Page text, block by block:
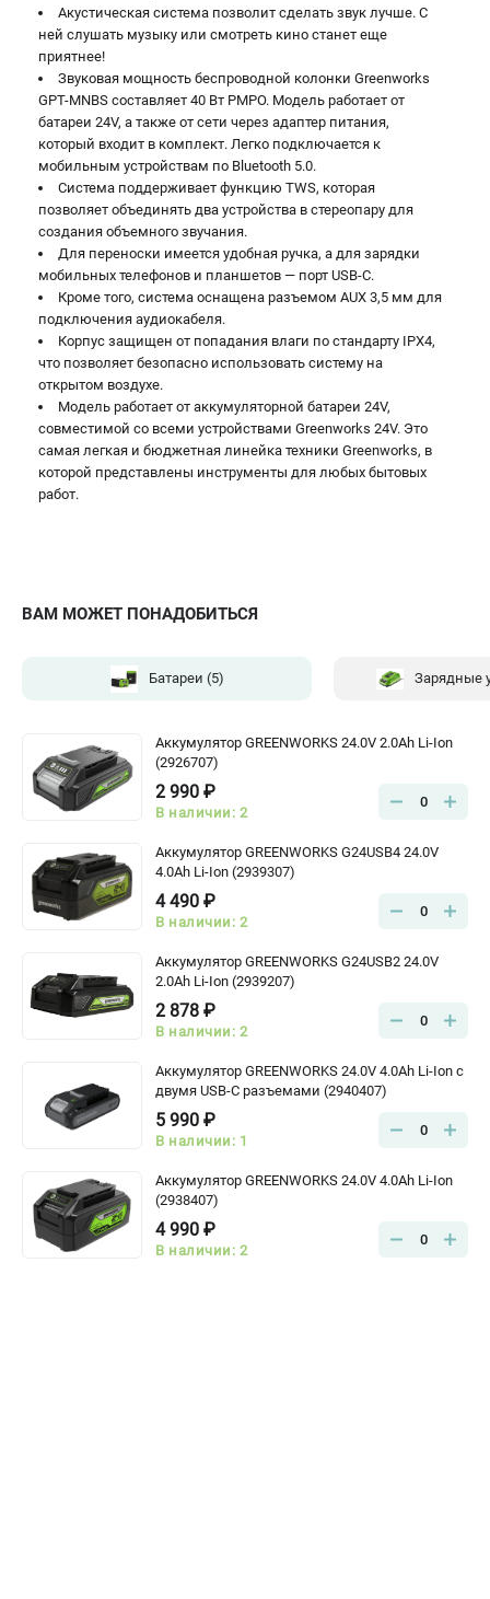
АКСЕССУАРЫ
Аккумуляторные батареи
Зарядные устройства
Принадлежности для цепных пил
Принадлежности для триммеров
Принадлежности для газонокосилок
ТЕЛЕФОН (ПОМОНА)
+7 (800) 550-70-46
Информация размещённая на сайте не является публичной
офертой.
проспект Александровской Фермы, 29АЛ
8 (812) 336-63-08
Режим работы колл-центра:
сб - с 10:00 до 16:00
вс - выходной
+7 (8112) 59-10-67
ВАМ МОЖЕТ ПОНАДОБИТЬСЯ
Батареи (5) Зарядные
Аккумулятор GREENWORKS 24.0V 2.0Ah Li-Ion
(2926707)
2 990 ₽
В наличии: 2
0
Аккумулятор GREENWORKS G24USB4 24.0V
4.0Ah Li-Ion (2939307)
4 490 ₽
В наличии: 2
0
Аккумулятор GREENWORKS G24USB2 24.0V
2.0Ah Li-Ion (2939207)
2 878 ₽
В наличии: 2
0
Аккумулятор GREENWORKS 24.0V 4.0Ah Li-Ion с
двумя USB-C разъемами (2940407)
5 990 ₽
В наличии: 1
0
Аккумулятор GREENWORKS 24.0V 4.0Ah Li-Ion
(2938407)
4 990 ₽
В наличии: 2
0
Акустическая система позволит сделать звук лучше. С
ней слушать музыку или смотреть кино станет еще
приятнее!
Звуковая мощность беспроводной колонки Greenworks
GPT-MNBS составляет 40 Вт PMPO. Модель работает от
батареи 24V, а также от сети через адаптер питания,
который входит в комплект. Легко подключается к
мобильным устройствам по Bluetooth 5.0.
Система поддерживает функцию TWS, которая
позволяет объединять два устройства в стереопару для
создания объемного звучания.
Для переноски имеется удобная ручка, а для зарядки
мобильных телефонов и планшетов — порт USB-C.
Кроме того, система оснащена разъемом AUX 3,5 мм для
подключения аудиокабеля.
Корпус защищен от попадания влаги по стандарту IPX4,
что позволяет безопасно использовать систему на
открытом воздухе.
Модель работает от аккумуляторной батареи 24V,
совместимой со всеми устройствами Greenworks 24V. Это
самая легкая и бюджетная линейка техники Greenworks, в
которой представлены инструменты для любых бытовых
работ.